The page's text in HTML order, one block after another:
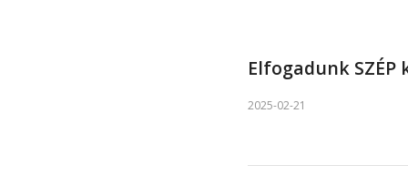
Elfogadunk SZÉP
2025-02-21